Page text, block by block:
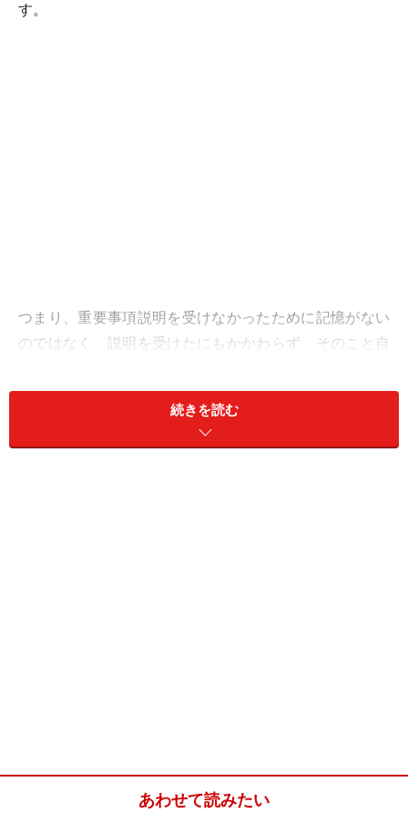
す。
つまり、重要事項説明を受けなかったために記憶がない
のではなく、説明を受けたにもかかわらず、そのこと自
ラブルにはなっていない場合でも、重要事項説明のこと
はすっかり忘れている人が多いのかもしれません。
続きを読む
あわせて読みたい